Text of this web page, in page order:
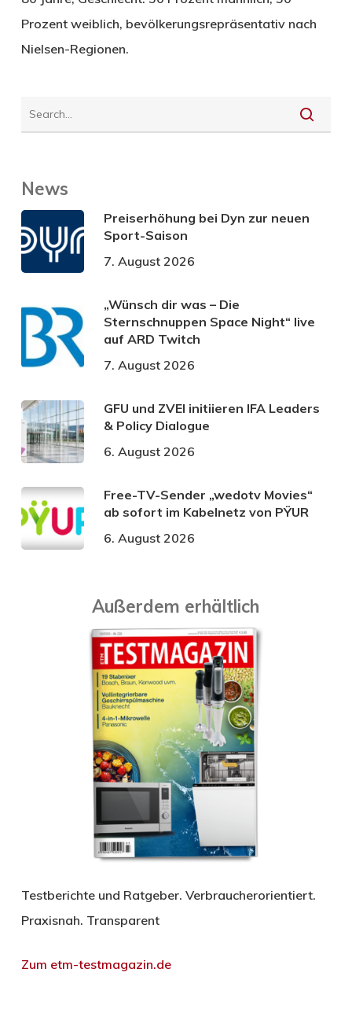
Prozent weiblich, bevölkerungsrepräsentativ nach
Nielsen-Regionen.
News
Preiserhöhung bei Dyn zur neuen
Sport-Saison
7. August 2026
„Wünsch dir was – Die
Sternschnuppen Space Night“ live
auf ARD Twitch
7. August 2026
GFU und ZVEI initiieren IFA Leaders
& Policy Dialogue
6. August 2026
Free-TV-Sender „wedotv Movies“
ab sofort im Kabelnetz von PŸUR
6. August 2026
Außerdem erhältlich
Testberichte und Ratgeber. Verbraucherorientiert.
Praxisnah. Transparent
Zum etm-testmagazin.de